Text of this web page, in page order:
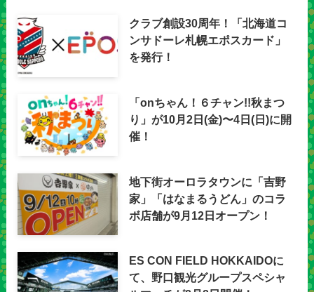
クラブ創設30周年！「北海道コ
ンサドーレ札幌エポスカード」
を発行！
「onちゃん！６チャン!!秋まつ
り」が10月2日(金)〜4日(日)に開
催！
地下街オーロラタウンに「吉野
家」「はなまるうどん」のコラ
ボ店舗が9月12日オープン！
ES CON FIELD HOKKAIDOに
て、野口観光グループスペシャ